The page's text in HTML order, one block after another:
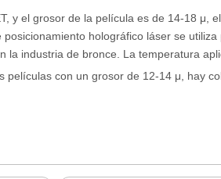
y el grosor de la película es de 14-18 μ,
holográfico láser se
la industria de bronce. La temperatura
películas con un grosor de 12-14 μ, hay